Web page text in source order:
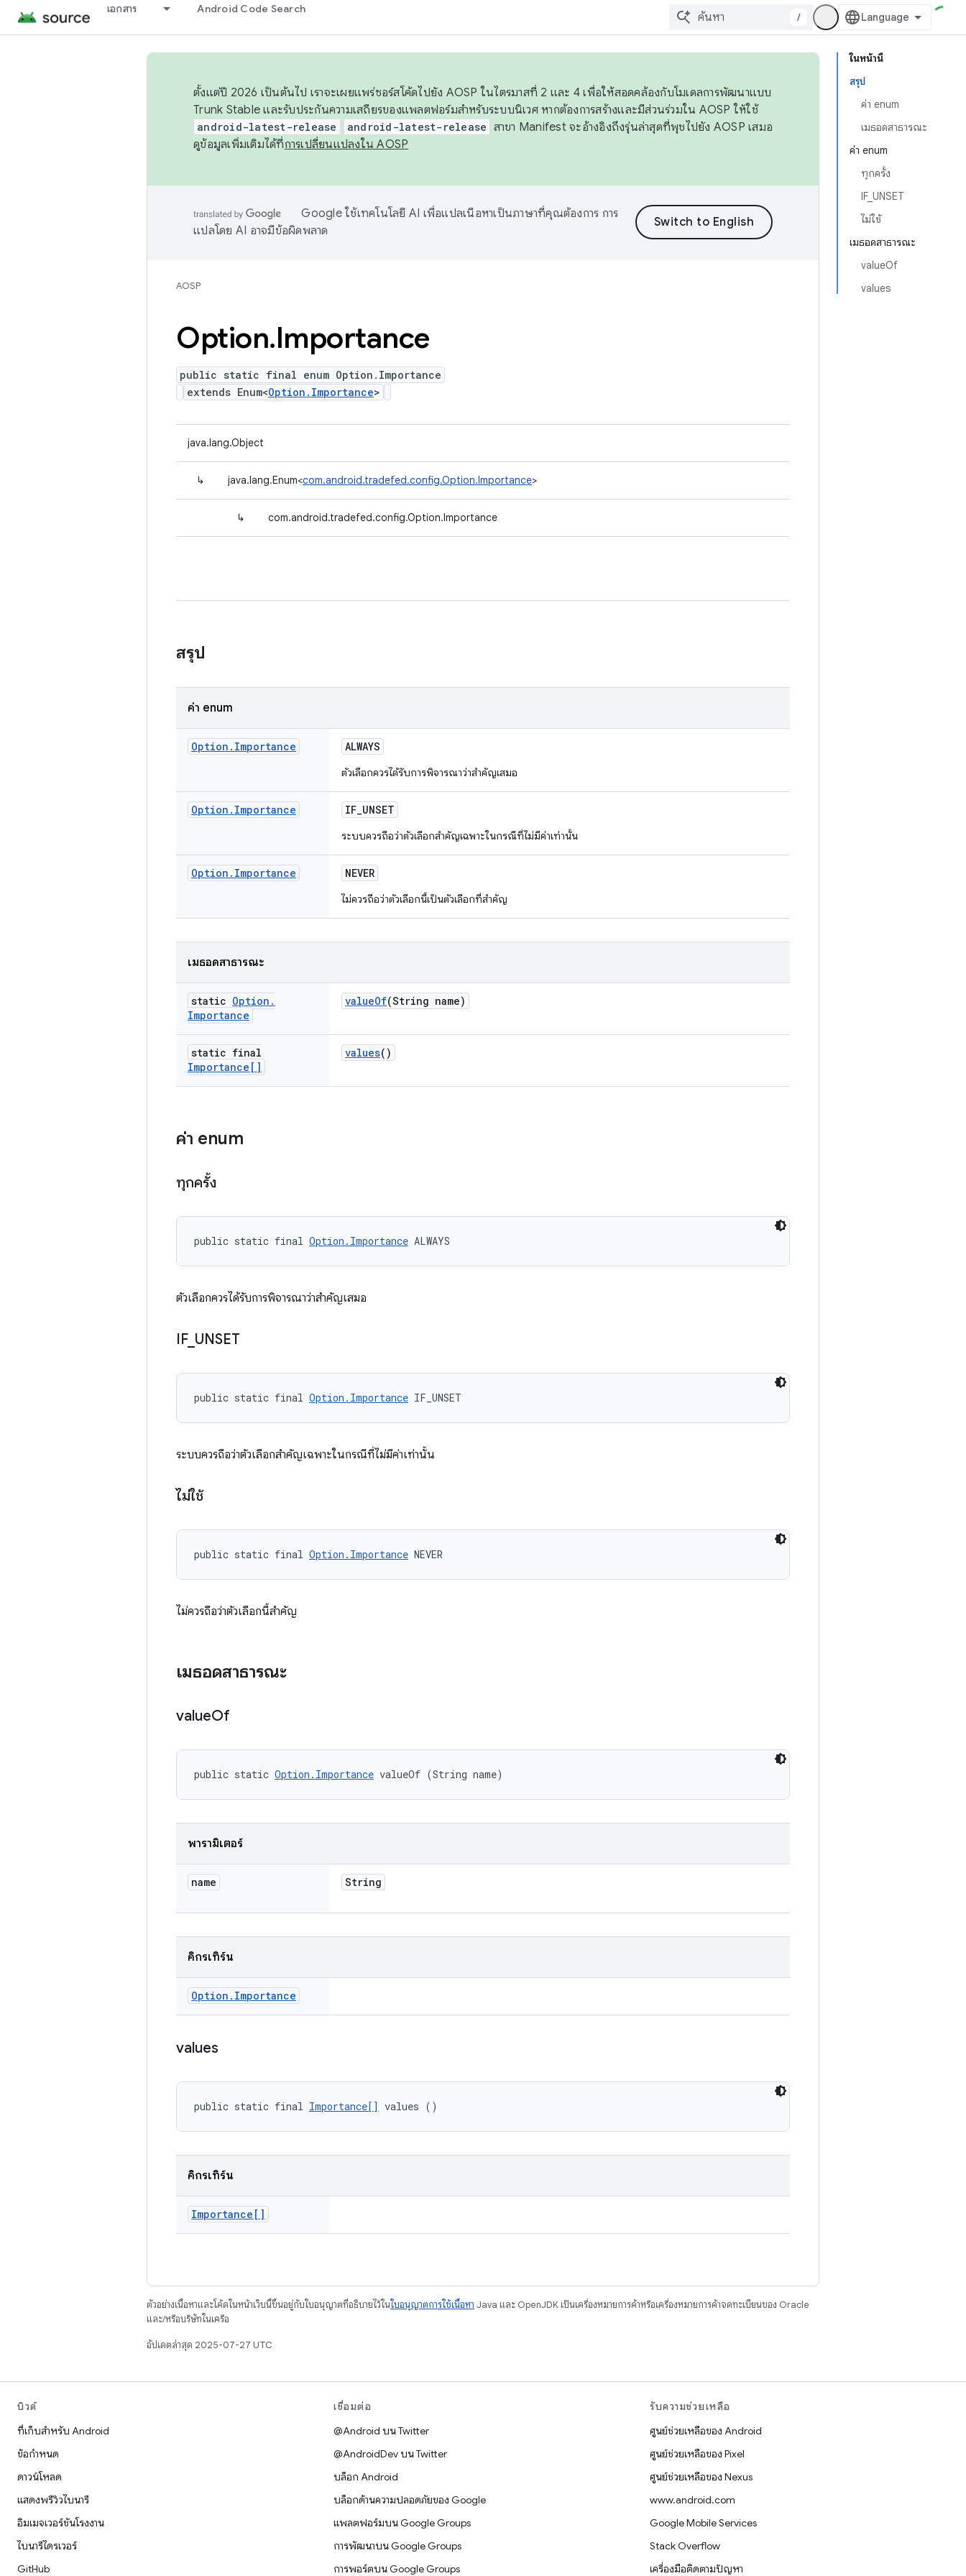
เอกสาร Android Code Search
/
ในหน้านี้
สรุป
ค่า enum
เมธอดสาธารณะ
ค่า enum
ทุกครั้ง
IF_UNSET
ไม่ใช้
เมธอดสาธารณะ
valueOf
values
ตั้งแต่ปี 2026 เป็นต้นไป เราจะเผยแพร่ซอร์สโค้ดไปยัง AOSP ในไตรมาสที่ 2 และ 4 เพื่อให้สอดคล้องกับโมเดลการพัฒนาแบบ
Trunk Stable และรับประกันความเสถียรของแพลตฟอร์มสำหรับระบบนิเวศ หากต้องการสร้างและมีส่วนร่วมใน AOSP ให้ใช้
android-latest-release android-latest-release สาขา Manifest จะอ้างอิงถึงรุ่นล่าสุดที่พุชไปยัง AOSP เสมอ
ดูข้อมูลเพิ่มเติมได้ที่การเปลี่ยนแปลงใน AOSP
Google ใช้เทคโนโลยี AI เพื่อแปลเนื้อหาเป็นภาษาที่คุณต้องการ การ
แปลโดย AI อาจมีข้อผิดพลาด
AOSP
Option.Importance
public static final enum Option.Importance
extends Enum<Option.Importance>
java.lang.Object
↳ java.lang.Enum<com.android.tradefed.config.Option.Importance>
↳ com.android.tradefed.config.Option.Importance
สรุป
ค่า enum
Option . Importance ALWAYS
ตัวเลือกควรได้รับการพิจารณาว่าสำคัญเสมอ
Option . Importance IF_UNSET
ระบบควรถือว่าตัวเลือกสำคัญเฉพาะในกรณีที่ไม่มีค่าเท่านั้น
Option . Importance NEVER
ไม่ควรถือว่าตัวเลือกนี้เป็นตัวเลือกที่สําคัญ
เมธอดสาธารณะ
static Option .
Importance
valueOf(String name)
static final
Importance[]
values()
ค่า enum
ทุกครั้ง
public static final Option.Importance ALWAYS
ตัวเลือกควรได้รับการพิจารณาว่าสำคัญเสมอ
IF_ UNSET
public static final Option.Importance IF_UNSET
ระบบควรถือว่าตัวเลือกสำคัญเฉพาะในกรณีที่ไม่มีค่าเท่านั้น
ไม่ใช้
public static final Option.Importance NEVER
ไม่ควรถือว่าตัวเลือกนี้สำคัญ
เมธอดสาธารณะ
valueOf
public static Option.Importance valueOf (String name)
พารามิเตอร์
name String
คิกรีเทิร์น
Option . Importance
values
public static final Importance[] values ()
คิกรีเทิร์น
Importance[]
ตัวอย่างเนื้อหาและโค้ดในหน้าเว็บนี้ขึ้นอยู่กับใบอนุญาตที่อธิบายไว้ในใบอนุญาตการใช้เนื้อหา Java และ OpenJDK เป็นเครื่องหมายการค้าหรือเครื่องหมายการค้าจดทะเบียนของ Oracle
และ/หรือบริษัทในเครือ
อัปเดตล่าสุด 2025-07-27 UTC
บิวด์
ที่เก็บสำหรับ Android
ข้อกำหนด
ดาวน์โหลด
แสดงพรีวิวไบนารี
อิมเมจเวอร์ชันโรงงาน
ไบนารีไดรเวอร์
GitHub
เชื่อมต่อ
@Android บน Twitter
@AndroidDev บน Twitter
บล็อก Android
บล็อกด้านความปลอดภัยของ Google
แพลตฟอร์มบน Google Groups
การพัฒนาบน Google Groups
การพอร์ตบน Google Groups
รับความช่วยเหลือ
ศูนย์ช่วยเหลือของ Android
ศูนย์ช่วยเหลือของ Pixel
ศูนย์ช่วยเหลือของ Nexus
www.android.com
Google Mobile Services
Stack Overflow
เครื่องมือติดตามปัญหา